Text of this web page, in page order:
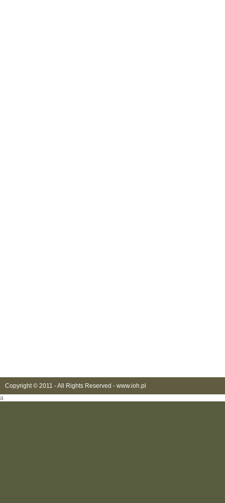
Copyright © 2011 - All Rights Reserved - www.ioh.pl
a